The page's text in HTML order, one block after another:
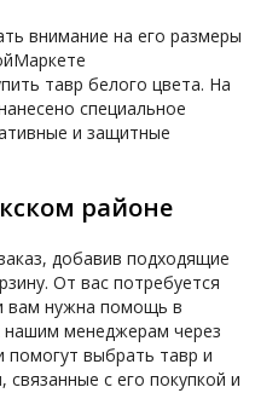
внимание на его размеры
тавр белого цвета. На
специальное
и защитные
районе
добавив подходящие
От вас потребуется
вам нужна помощь в
нашим менеджерам через
выбрать тавр и
с его покупкой и